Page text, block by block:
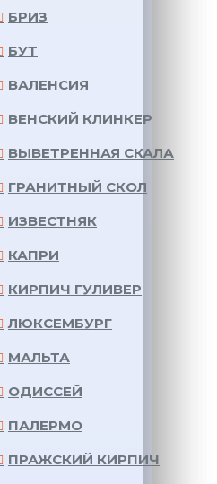
БРИЗ
БУТ
ВАЛЕНСИЯ
ВЕНСКИЙ КЛИНКЕР
ВЫВЕТРЕННАЯ СКАЛА
ГРАНИТНЫЙ СКОЛ
ИЗВЕСТНЯК
КАПРИ
КИРПИЧ ГУЛИВЕР
ЛЮКСЕМБУРГ
МАЛЬТА
ОДИССЕЙ
ПАЛЕРМО
ПРАЖСКИЙ КИРПИЧ